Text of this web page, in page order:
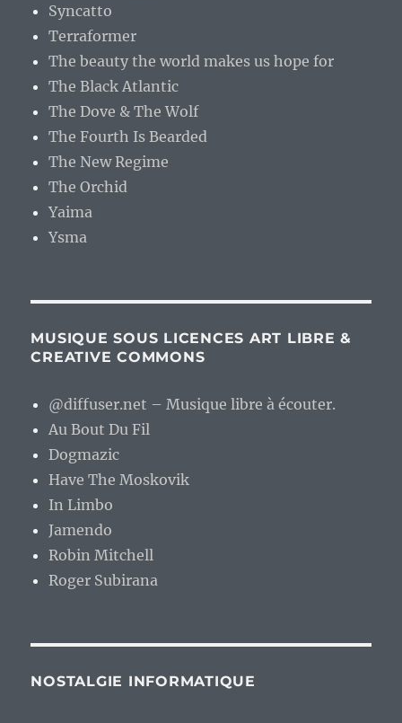
Syncatto
Terraformer
The beauty the world makes us hope for
The Black Atlantic
The Dove & The Wolf
The Fourth Is Bearded
The New Regime
The Orchid
Yaima
Ysma
MUSIQUE SOUS LICENCES ART LIBRE &
CREATIVE COMMONS
@diffuser.net – Musique libre à écouter.
Au Bout Du Fil
Dogmazic
Have The Moskovik
In Limbo
Jamendo
Robin Mitchell
Roger Subirana
NOSTALGIE INFORMATIQUE